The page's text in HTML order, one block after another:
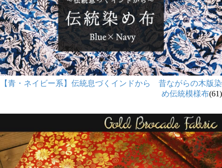
【青・ネイビー系】伝統息づくインドから 昔ながらの木版染
め伝統模様布(61)